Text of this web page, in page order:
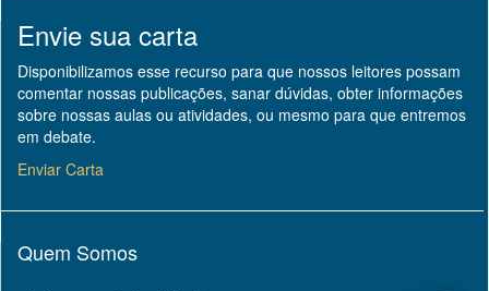
Envie sua carta
Disponibilizamos esse recurso para que nossos leitores possam
comentar nossas publicações, sanar dúvidas, obter informações
sobre nossas aulas ou atividades, ou mesmo para que entremos
em debate.
Enviar Carta
Quem Somos